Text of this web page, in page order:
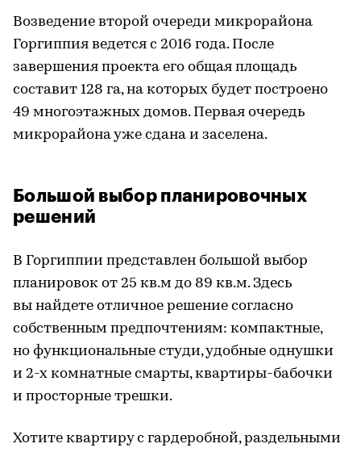
Возведение второй очереди микрорайона
Горгиппия ведется с 2016 года. После
завершения проекта его общая площадь
составит 128 га, на которых будет построено
49 многоэтажных домов. Первая очередь
микрорайона уже сдана и заселена.
Большой выбор планировочных
решений
В Горгиппии представлен большой выбор
планировок от 25 кв.м до 89 кв.м. Здесь
вы найдете отличное решение согласно
собственным предпочтениям: компактные,
но функциональные студи, удобные однушки
и 2-х комнатные смарты, квартиры-бабочки
и просторные трешки.
Хотите квартиру с гардеробной, раздельными